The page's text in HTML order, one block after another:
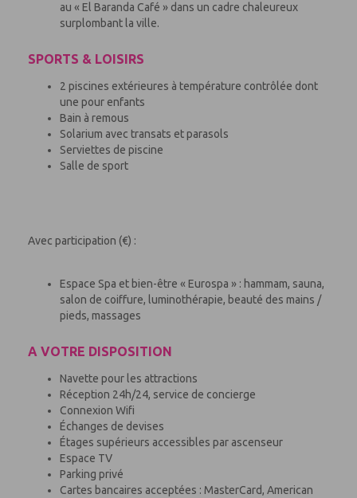
au « El Baranda Café » dans un cadre chaleureux
surplombant la ville.
SPORTS & LOISIRS
2 piscines extérieures à température contrôlée dont
une pour enfants
Bain à remous
Solarium avec transats et parasols
Serviettes de piscine
Salle de sport
Avec participation (€) :
Espace Spa et bien-être « Eurospa » : hammam, sauna,
salon de coiffure, luminothérapie, beauté des mains /
pieds, massages
A VOTRE DISPOSITION
Navette pour les attractions
Réception 24h/24, service de concierge
Connexion Wifi
Échanges de devises
Étages supérieurs accessibles par ascenseur
Espace TV
Parking privé
Cartes bancaires acceptées : MasterCard, American